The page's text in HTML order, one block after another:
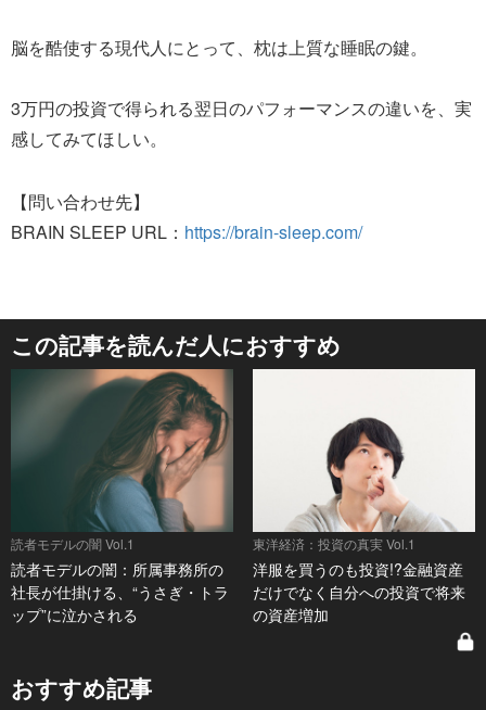
脳を酷使する現代人にとって、枕は上質な睡眠の鍵。
3万円の投資で得られる翌日のパフォーマンスの違いを、実
感してみてほしい。
【問い合わせ先】
BRAIN SLEEP URL： https://brain-sleep.com/
この記事を読んだ人におすすめ
読者モデルの闇 Vol.1
読者モデルの闇：所属事務所の
社長が仕掛ける、“うさぎ・トラ
ップ”に泣かされる
東洋経済：投資の真実 Vol.1
洋服を買うのも投資!?金融資産
だけでなく自分への投資で将来
の資産増加
おすすめ記事